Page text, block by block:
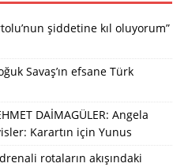
şiddetine kıl oluyorum”
Savaş’ın efsane Türk
DAİMAGÜLER: Angela
Karartın için Yunus
rotaların akışındaki